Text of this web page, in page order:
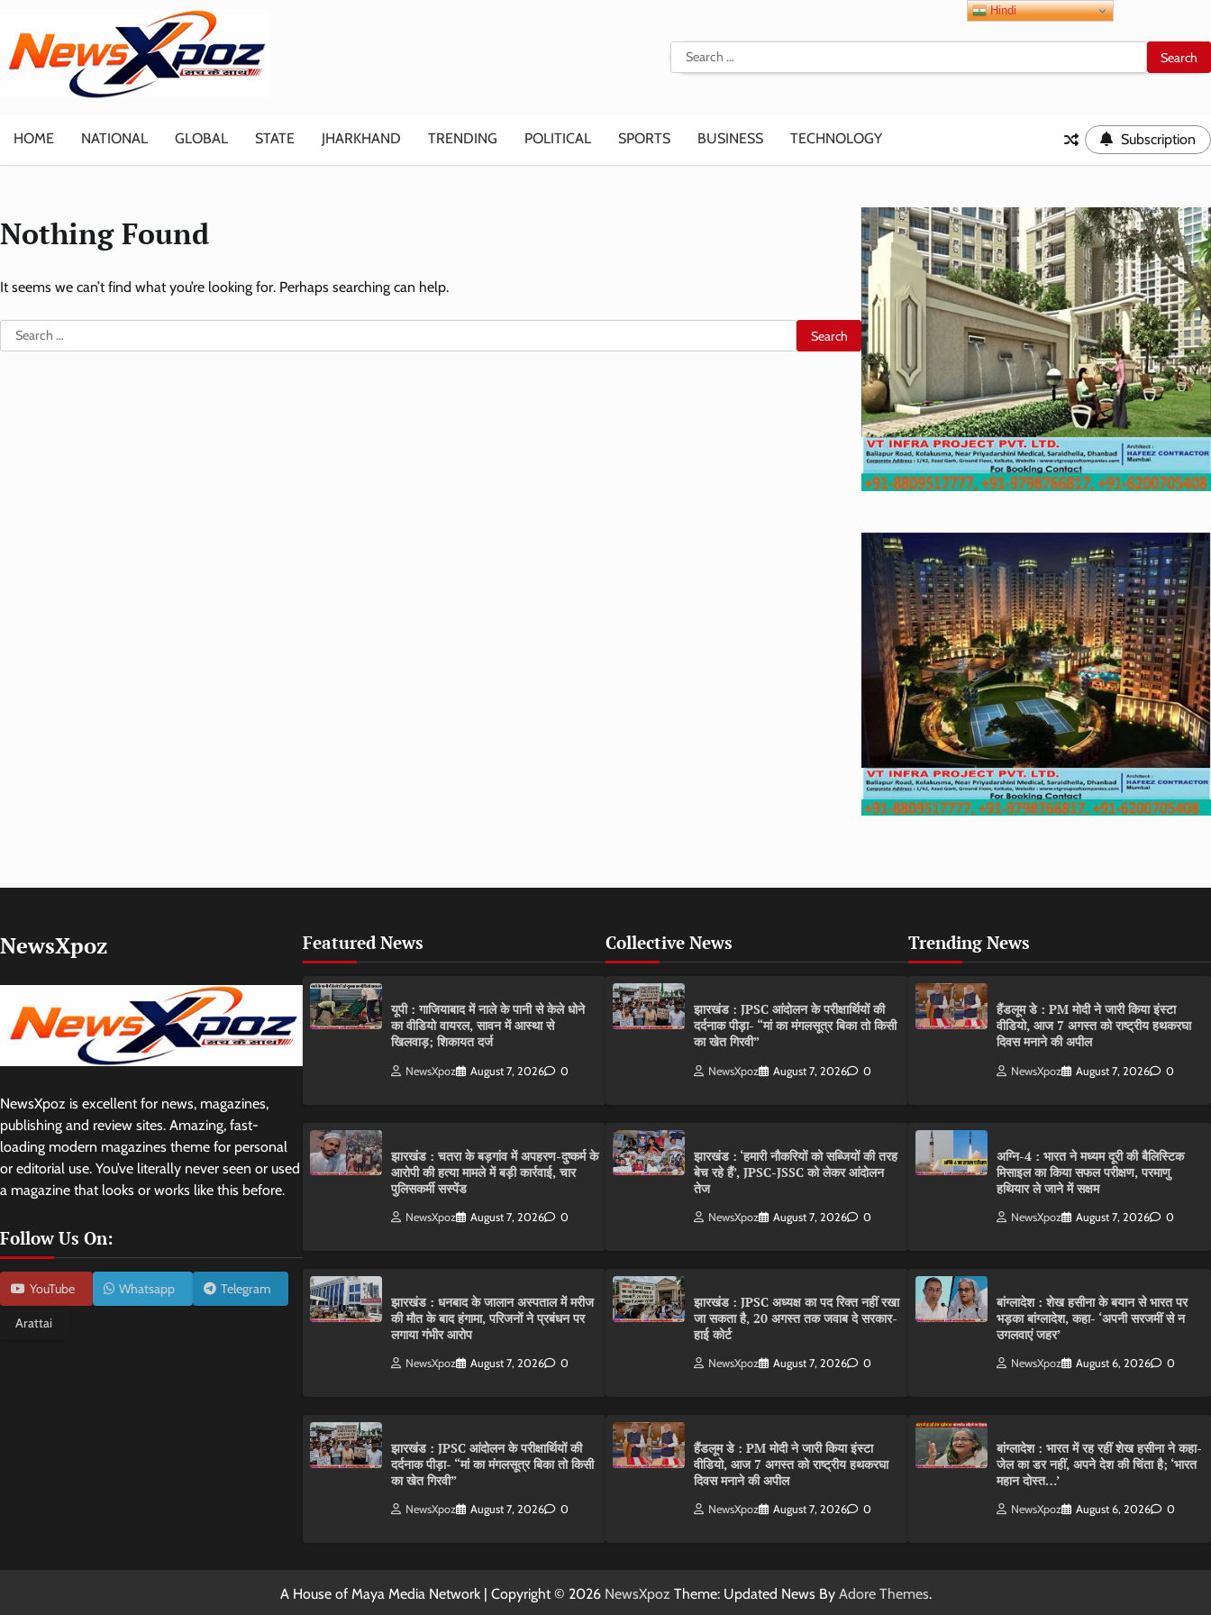
content
Search
for:
HOME NATIONAL GLOBAL STATE JHARKHAND TRENDING POLITICAL SPORTS BUSINESS TECHNOLOGY Subscription
Nothing Found
It seems we can’t find what you’re looking for. Perhaps searching can help.
Search
for:
NewsXpoz
NewsXpoz is excellent for news, magazines,
publishing and review sites. Amazing, fast-
loading modern magazines theme for personal
or editorial use. You’ve literally never seen or used
a magazine that looks or works like this before.
Follow Us On:
YouTube Whatsapp Telegram
Arattai
Featured News
यूपी : गाजियाबाद में नाले के पानी से केले धोने
का वीडियो वायरल, सावन में आस्था से
खिलवाड़; शिकायत दर्ज
NewsXpoz August 7, 2026 0
झारखंड : चतरा के बड़गांव में अपहरण-दुष्कर्म के
आरोपी की हत्या मामले में बड़ी कार्रवाई, चार
पुलिसकर्मी सस्पेंड
NewsXpoz August 7, 2026 0
झारखंड : धनबाद के जालान अस्पताल में मरीज
की मौत के बाद हंगामा, परिजनों ने प्रबंधन पर
लगाया गंभीर आरोप
NewsXpoz August 7, 2026 0
झारखंड : JPSC आंदोलन के परीक्षार्थियों की
दर्दनाक पीड़ा- “मां का मंगलसूत्र बिका तो किसी
का खेत गिरवी”
NewsXpoz August 7, 2026 0
Collective News
झारखंड : JPSC आंदोलन के परीक्षार्थियों की
दर्दनाक पीड़ा- “मां का मंगलसूत्र बिका तो किसी
का खेत गिरवी”
NewsXpoz August 7, 2026 0
झारखंड : ‘हमारी नौकरियों को सब्जियों की तरह
बेच रहे हैं’, JPSC-JSSC को लेकर आंदोलन
तेज
NewsXpoz August 7, 2026 0
झारखंड : JPSC अध्यक्ष का पद रिक्त नहीं रखा
जा सकता है, 20 अगस्त तक जवाब दे सरकार-
हाई कोर्ट
NewsXpoz August 7, 2026 0
हैंडलूम डे : PM मोदी ने जारी किया इंस्टा
वीडियो, आज 7 अगस्त को राष्ट्रीय हथकरघा
दिवस मनाने की अपील
NewsXpoz August 7, 2026 0
Trending News
हैंडलूम डे : PM मोदी ने जारी किया इंस्टा
वीडियो, आज 7 अगस्त को राष्ट्रीय हथकरघा
दिवस मनाने की अपील
NewsXpoz August 7, 2026 0
अग्नि-4 : भारत ने मध्यम दूरी की बैलिस्टिक
मिसाइल का किया सफल परीक्षण, परमाणु
हथियार ले जाने में सक्षम
NewsXpoz August 7, 2026 0
बांग्लादेश : शेख हसीना के बयान से भारत पर
भड़का बांग्लादेश, कहा- ‘अपनी सरजमीं से न
उगलवाएं जहर’
NewsXpoz August 6, 2026 0
बांग्लादेश : भारत में रह रहीं शेख हसीना ने कहा-
जेल का डर नहीं, अपने देश की चिंता है; ‘भारत
महान दोस्त…’
NewsXpoz August 6, 2026 0
A House of Maya Media Network | Copyright © 2026 NewsXpoz Theme: Updated News By Adore Themes.
Hindi